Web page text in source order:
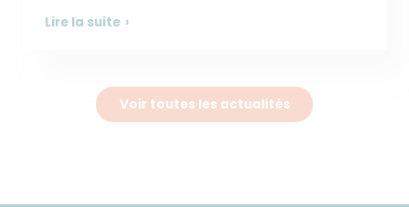
Lire la suite
Voir toutes les actualités